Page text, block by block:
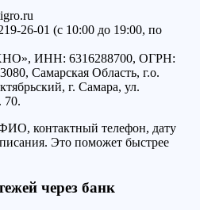
26-01 (с 10:00 до 19:00, по
ИНН: 6316288700, ОГРН:
Самарская Область, г.о.
г. Самара, ул.
70.
контактный телефон, дату
Это поможет быстрее
через банк